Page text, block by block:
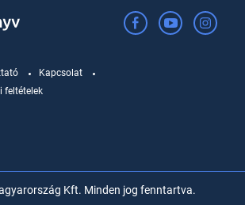
Kapcsolat
feltételek
Kft. Minden jog fenntartva.